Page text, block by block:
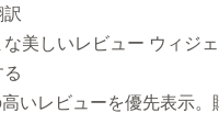
美しいレビュー ウィジ
いレビューを優先表示。